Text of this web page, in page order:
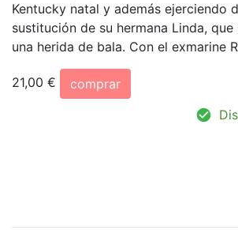
Kentucky natal y además ejerciendo
sustitución de su hermana Linda,
una herida de bala. Con el exmarine
21,00 €
comprar